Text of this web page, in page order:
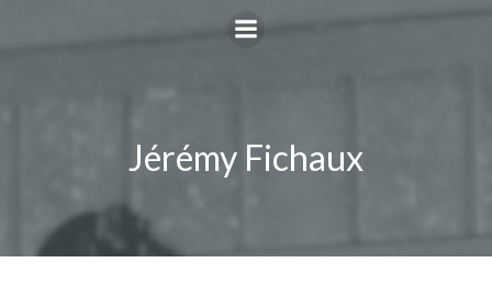
Jérémy Fichaux